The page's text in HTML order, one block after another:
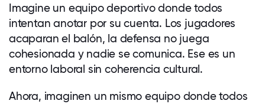
Imagine un equipo deportivo donde todos
intentan anotar por su cuenta. Los jugadores
acaparan el balón, la defensa no juega
cohesionada y nadie se comunica. Ese es un
entorno laboral sin coherencia cultural.
Ahora, imaginen un mismo equipo donde todos